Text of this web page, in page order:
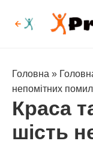
Головна »
непомітних
Краса
шість